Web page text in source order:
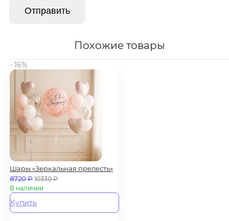
Похожие товары
- 16%
Шары «Зеркальная прелесть»
8720₽ 10330₽
В наличии
Купить